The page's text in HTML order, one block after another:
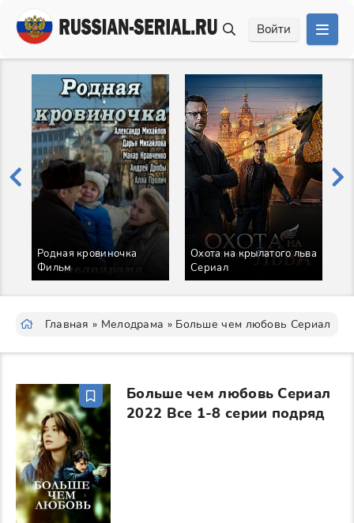
Войти
Родная кровиночка
Фильм
Охота на крылатого льва
Сериал
Главная » Мелодрама » Больше чем любовь Сериал
Больше чем любовь Сериал
2022 Все 1-8 серии подряд